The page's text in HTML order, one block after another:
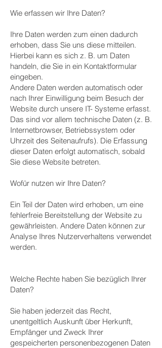
Wie erfassen wir Ihre Daten?
Ihre Daten werden zum einen dadurch
erhoben, dass Sie uns diese mitteilen.
Hierbei kann es sich z. B. um Daten
handeln, die Sie in ein Kontaktformular
eingeben.
Andere Daten werden automatisch oder
nach Ihrer Einwilligung beim Besuch der
Website durch unsere IT- Systeme erfasst.
Das sind vor allem technische Daten (z. B.
Internetbrowser, Betriebssystem oder
Uhrzeit des Seitenaufrufs). Die Erfassung
dieser Daten erfolgt automatisch, sobald
Sie diese Website betreten.
Wofür nutzen wir Ihre Daten?
Ein Teil der Daten wird erhoben, um eine
fehlerfreie Bereitstellung der Website zu
gewährleisten. Andere Daten können zur
Analyse Ihres Nutzerverhaltens verwendet
werden.
Welche Rechte haben Sie bezüglich Ihrer
Daten?
Sie haben jederzeit das Recht,
unentgeltlich Auskunft über Herkunft,
Empfänger und Zweck Ihrer
gespeicherten personenbezogenen Daten